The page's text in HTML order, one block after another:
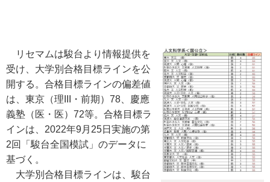
リセマムは駿台より情報提供を
受け、大学別合格目標ラインを公
開する。合格目標ラインの偏差値
は、東京（理III・前期）78、慶應
義塾（医・医）72等。合格目標ラ
インは、2022年9月25日実施の第
2回「駿台全国模試」のデータに
基づく。
大学別合格目標ラインは、駿台